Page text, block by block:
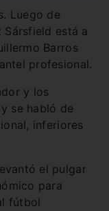
Luego de
está a
Barros
profesional.
y los
se habló de
inferiores
el pulgar
para
fútbol